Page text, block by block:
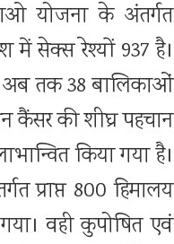
योजना के अंतर्गत
में सेक्स रेश्यों 937 है।
अब तक 38 बालिकाओं
कैंसर की शीघ्र पहचान
किया गया है।
प्राप्त 800 हिमालय
वही कुपोषित एवं